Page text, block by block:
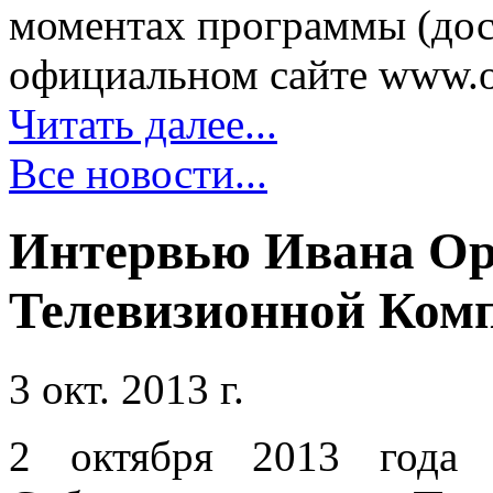
моментах программы
официальном сайте
Читать далее...
Все новости...
Интервью Ивана
Телевизионной
3 окт. 2013 г.
2 октября 2013 года